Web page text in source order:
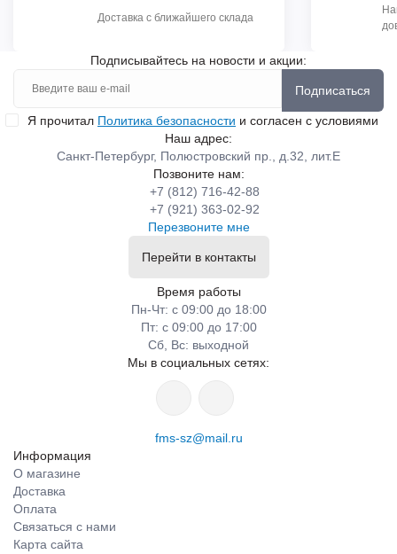
Доставка с ближайшего склада
Подписывайтесь на новости и акции:
Подписаться
Я прочитал Политика безопасности и согласен с условиями
Наш адрес:
Санкт-Петербург, Полюстровский пр., д.32, лит.Е
Позвоните нам:
+7 (812) 716-42-88
+7 (921) 363-02-92
Перезвоните мне
Перейти в контакты
Время работы
Пн-Чт: с 09:00 до 18:00
Пт: с 09:00 до 17:00
Сб, Вс: выходной
Мы в социальных сетях:
fms-sz@mail.ru
Информация
О магазине
Доставка
Оплата
Связаться с нами
Карта сайта